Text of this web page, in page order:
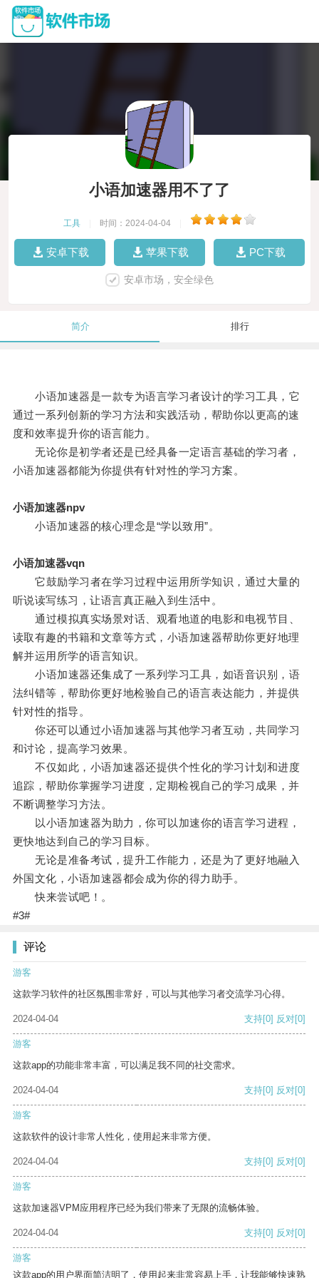
小语加速器用不了了
工具 时间：2024-04-04
安卓下载 苹果下载 PC下载
安卓市场，安全绿色
简介 排行
小语加速器是一款专为语言学习者设计的学习工具，它
通过一系列创新的学习方法和实践活动，帮助你以更高的速
度和效率提升你的语言能力。
无论你是初学者还是已经具备一定语言基础的学习者，
小语加速器都能为你提供有针对性的学习方案。
小语加速器npv
小语加速器的核心理念是“学以致用”。
小语加速器vqn
它鼓励学习者在学习过程中运用所学知识，通过大量的
听说读写练习，让语言真正融入到生活中。
通过模拟真实场景对话、观看地道的电影和电视节目、
读取有趣的书籍和文章等方式，小语加速器帮助你更好地理
解并运用所学的语言知识。
小语加速器还集成了一系列学习工具，如语音识别，语
法纠错等，帮助你更好地检验自己的语言表达能力，并提供
针对性的指导。
你还可以通过小语加速器与其他学习者互动，共同学习
和讨论，提高学习效果。
不仅如此，小语加速器还提供个性化的学习计划和进度
追踪，帮助你掌握学习进度，定期检视自己的学习成果，并
不断调整学习方法。
以小语加速器为助力，你可以加速你的语言学习进程，
更快地达到自己的学习目标。
无论是准备考试，提升工作能力，还是为了更好地融入
外国文化，小语加速器都会成为你的得力助手。
快来尝试吧！。
#3#
评论
游客
这款学习软件的社区氛围非常好，可以与其他学习者交流学习心得。
2024-04-04 支持[0] 反对[0]
游客
这款app的功能非常丰富，可以满足我不同的社交需求。
2024-04-04 支持[0] 反对[0]
游客
这款软件的设计非常人性化，使用起来非常方便。
2024-04-04 支持[0] 反对[0]
游客
这款加速器VPM应用程序已经为我们带来了无限的流畅体验。
2024-04-04 支持[0] 反对[0]
游客
这款app的用户界面简洁明了，使用起来非常容易上手，让我能够快速熟